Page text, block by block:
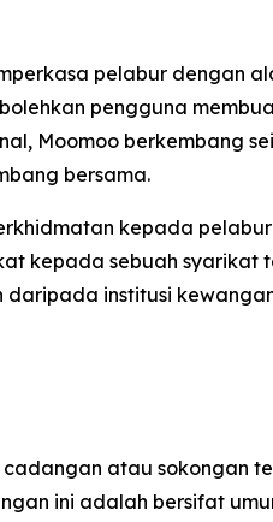
pelabur dengan
pengguna
Moomoo berkembang
bersama.
kepada
kepada sebuah syarikat
institusi
atau sokongan
ini adalah bersifat